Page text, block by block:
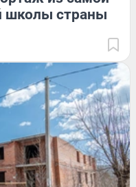
школы страны